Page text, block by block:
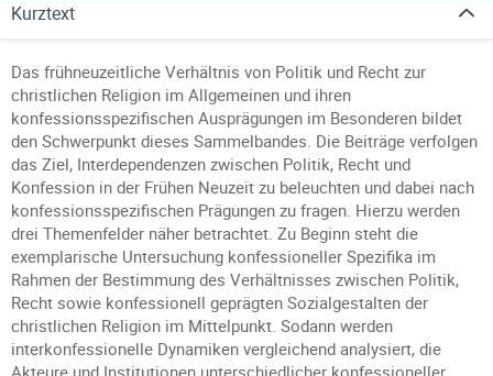
Kurztext
Das frühneuzeitliche Verhältnis von Politik und Recht zur
christlichen Religion im Allgemeinen und ihren
konfessionsspezifischen Ausprägungen im Besonderen bildet
den Schwerpunkt dieses Sammelbandes. Die Beiträge verfolgen
das Ziel, Interdependenzen zwischen Politik, Recht und
Konfession in der Frühen Neuzeit zu beleuchten und dabei nach
konfessionsspezifischen Prägungen zu fragen. Hierzu werden
drei Themenfelder näher betrachtet. Zu Beginn steht die
exemplarische Untersuchung konfessioneller Spezifika im
Rahmen der Bestimmung des Verhältnisses zwischen Politik,
Recht sowie konfessionell geprägten Sozialgestalten der
christlichen Religion im Mittelpunkt. Sodann werden
interkonfessionelle Dynamiken vergleichend analysiert, die
Akteure und Institutionen unterschiedlicher konfessioneller